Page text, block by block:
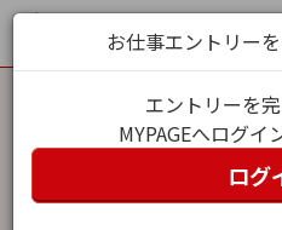
MYPAGEログイン
お仕事エントリー
エントリーを
MYPAGEへログイ
ログ